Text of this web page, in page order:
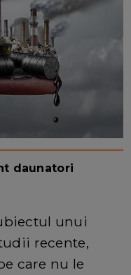
daunatori
unui
recente,
care nu le